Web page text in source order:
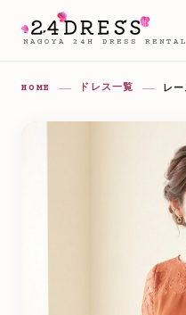
NAGOYA 24H DRESS RENTAL
HOME ドレス一覧